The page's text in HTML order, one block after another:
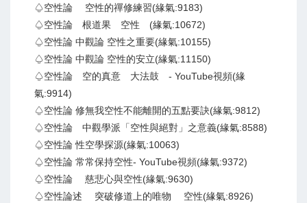
♤空性論 空性的禪修練習(緣氣:9183)
♤空性論 根道果 空性 (緣氣:10672)
♤空性論 中觀論 空性之重要(緣氣:10155)
♤空性論 中觀論 空性的安立(緣氣:11150)
♤空性論 空的真意 大法鼓 - YouTube視頻(緣
氣:9914)
♤空性論 修無我空性不能離開的五點要訣(緣氣:9812)
♤空性論 中觀學派「空性與絕對」之意義(緣氣:8588)
♤空性論 性空學探源(緣氣:10063)
♤空性論 常常保持空性- YouTube視頻(緣氣:9372)
♤空性論 慈悲心與空性(緣氣:9630)
♤空性論述 突破修道上的唯物 空性(緣氣:8926)